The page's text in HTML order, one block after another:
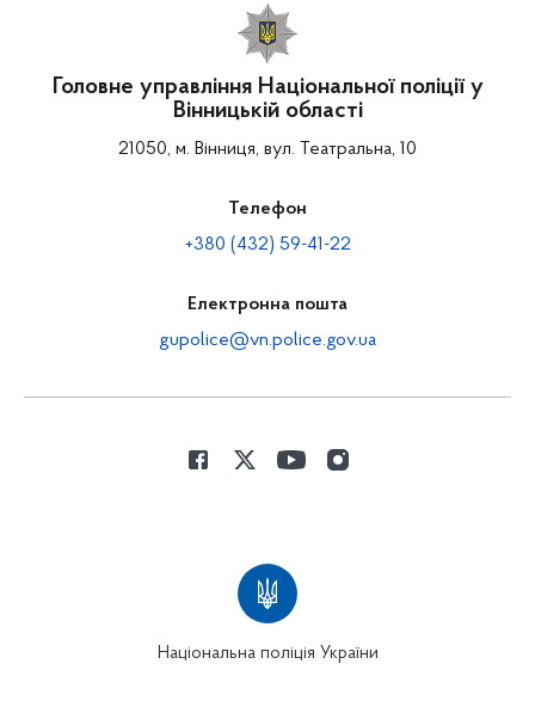
Головне управління Національної поліції у
Вінницькій області
21050, м. Вінниця, вул. Театральна, 10
Телефон
+380 (432) 59-41-22
Електронна пошта
gupolice@vn.police.gov.ua
Національна поліція України